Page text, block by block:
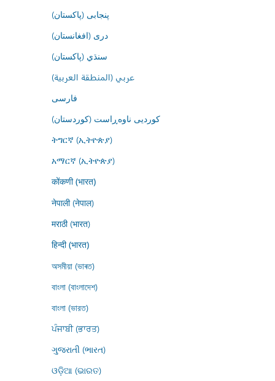
پنجابی (پاکستان)
درى (افغانستان)
سنڌي (پاکستان)
عربي (المنطقة العربية)
فارسى
کوردیی ناوەڕاست (کوردستان)
ትግርኛ (ኢትዮጵያ)
አማርኛ (ኢትዮጵያ)
कोंकणी (भारत)
नेपाली (नेपाल)
मराठी (भारत)
हिन्दी (भारत)
অসমীয়া (ভাৰত)
বাংলা (বাংলাদেশ)
বাংলা (ভারত)
ਪੰਜਾਬੀ (ਭਾਰਤ)
ગુજરાતી (ભારત)
ଓଡ଼ିଆ (ଭାରତ)